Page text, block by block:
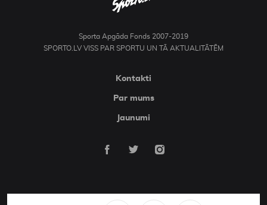
Sporta Apgāda Fonds 2007-2019
SPORTO.LV VISS PAR SPORTU UN TĀ AKTUALITĀTĒM
Kontakti
Par mums
Jaunumi